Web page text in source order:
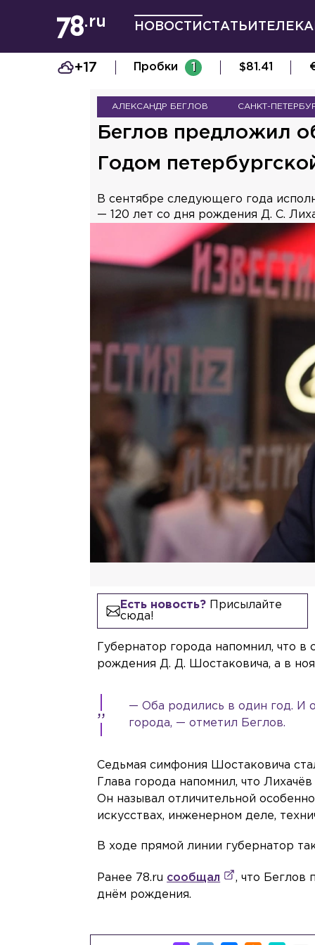
НОВОСТИ СТАТЬИ
+17 Пробки 1 $81.41
АЛЕКСАНДР БЕГЛОВ САНКТ-
Беглов предложил
Годом
В сентябре следующего года
— 120 лет со дня рождения Д. С.
Есть новость?Присылайте
сюда!
Губернатор города напомнил, что
рождения Д. Д. Шостаковича, а в
— Оба родились в один год. И
города, — отметил Беглов.
Седьмая симфония Шостаковича
Глава города напомнил, что
Он называл отличительной
искусствах, инженерном деле,
В ходе прямой линии губернатор
Ранее 78.ru сообщал
, что Беглов
днём рождения.